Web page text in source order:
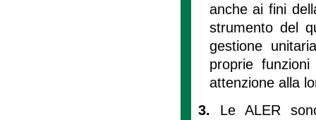
anche ai fini
strumento del
gestione
proprie
attenzione alla
3. Le ALER